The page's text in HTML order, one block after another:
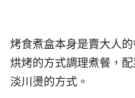
烤食煮盒本身是賣大人
烘烤的方式調理煮餐，
淡川燙的方式。